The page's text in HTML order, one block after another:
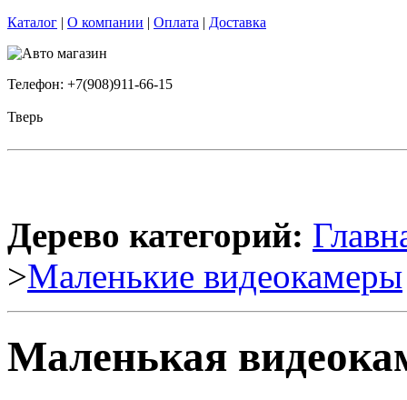
Каталог | О компании | Оплата | Доставка
Телефон: +7(908)911-66-15
Тверь
Дерево категорий:
>Маленькие видеокамеры
Маленькая